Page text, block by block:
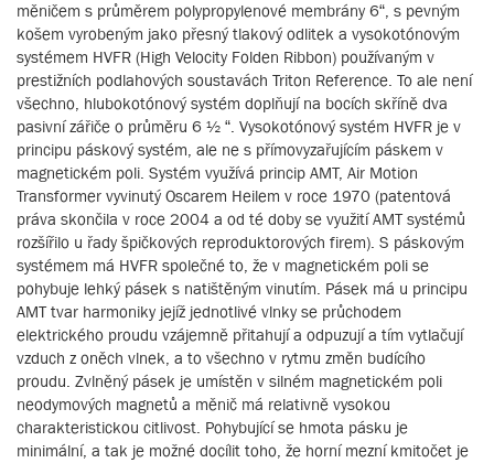
měničem s průměrem polypropylenové membrány 6“, s pevným
košem vyrobeným jako přesný tlakový odlitek a vysokotónovým
systémem HVFR (High Velocity Folden Ribbon) používaným v
prestižních podlahových soustavách Triton Reference. To ale není
všechno, hlubokotónový systém doplňují na bocích skříně dva
pasivní zářiče o průměru 6 ½ “. Vysokotónový systém HVFR je v
principu páskový systém, ale ne s přímovyzařujícím páskem v
magnetickém poli. Systém využívá princip AMT, Air Motion
Transformer vyvinutý Oscarem Heilem v roce 1970 (patentová
práva skončila v roce 2004 a od té doby se využití AMT systémů
rozšířilo u řady špičkových reproduktorových firem). S páskovým
systémem má HVFR společné to, že v magnetickém poli se
pohybuje lehký pásek s natištěným vinutím. Pásek má u principu
AMT tvar harmoniky jejíž jednotlivé vlnky se průchodem
elektrického proudu vzájemně přitahují a odpuzují a tím vytlačují
vzduch z oněch vlnek, a to všechno v rytmu změn budícího
proudu. Zvlněný pásek je umístěn v silném magnetickém poli
neodymových magnetů a měnič má relativně vysokou
charakteristickou citlivost. Pohybující se hmota pásku je
minimální, a tak je možné docílit toho, že horní mezní kmitočet je